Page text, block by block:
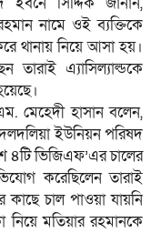
নামে ওই ব্যক্তিকে
থানায় নিয়ে আসা হয়।
তারাই এ্যাসিল্যাল্ডকে
মেহেদী হাসান বলেন,
ইউনিয়ন পরিষদ
ভিজিএফ’এর চালের
করেছিলেন তারাই
চাল পাওয়া যায়নি
মতিয়ার রহমানকে